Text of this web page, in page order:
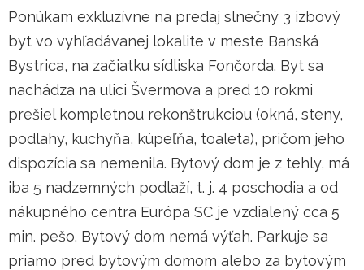
Ponúkam exkluzívne na predaj slnečný 3 izbový
byt vo vyhľadávanej lokalite v meste Banská
Bystrica, na začiatku sídliska Fončorda. Byt sa
nachádza na ulici Švermova a pred 10 rokmi
prešiel kompletnou rekonštrukciou (okná, steny,
podlahy, kuchyňa, kúpeľňa, toaleta), pričom jeho
dispozícia sa nemenila. Bytový dom je z tehly, má
iba 5 nadzemných podlaží, t. j. 4 poschodia a od
nákupného centra Európa SC je vzdialený cca 5
min. pešo. Bytový dom nemá výťah. Parkuje sa
priamo pred bytovým domom alebo za bytovým